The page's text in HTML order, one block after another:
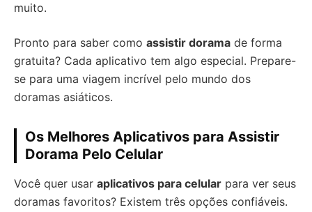
muito.
Pronto para saber como assistir dorama de forma
gratuita? Cada aplicativo tem algo especial. Prepare-
se para uma viagem incrível pelo mundo dos
doramas asiáticos.
Os Melhores Aplicativos para Assistir
Dorama Pelo Celular
Você quer usar aplicativos para celular para ver seus
doramas favoritos? Existem três opções confiáveis.